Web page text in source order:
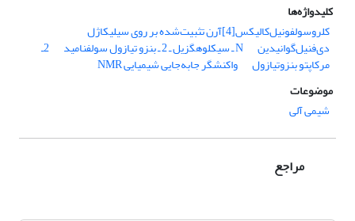
کلیدواژه‌ها
کلروسولفونیل‌کالیکس[4]آرن تثبیت‌شده بر روی سیلیکاژل
دی‌فنیل‌گوانیدین N ـ سیکلوهگزیل ـ 2 ـ بنزو تیازول سولفنامید 2ـ
مرکاپتو بنزوتیازول
واکنشگر جابه‌جایی شیمیایی NMR
موضوعات
شیمی آلی
مراجع